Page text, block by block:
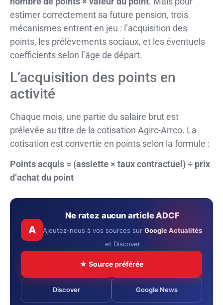
estimer correctement sa future pension, trois
mécanismes entrent en jeu : l’acquisition des
points, les prélèvements sociaux, et les éventuels
coefficients selon l’âge de départ.
L’acquisition des points en
activité
Chaque mois, une partie du salaire brut est
prélevée au titre de la cotisation Agirc-Arrco. La
cotisation est convertie en points selon la formule :
Points acquis = (assiette × taux contractuel) ÷ prix
d’achat du point
A
Ne ratez aucun article ADCF
Ajoutez-nous à vos sources sur Google Actualités
et Discover
★ Source préférée
Discover Google News